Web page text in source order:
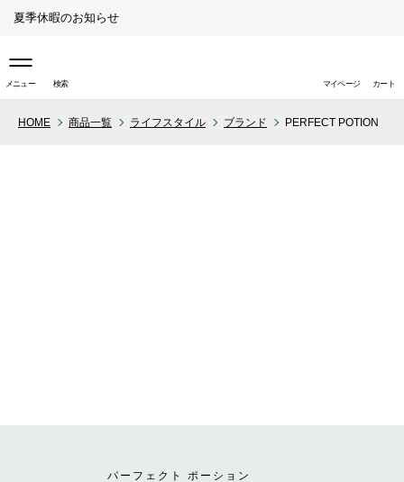
夏季休暇のお知らせ
メニュー 検索 マイページ カート
HOME 商品一覧 ライフスタイル ブランド PERFECT POTION
パーフェクト ポーション